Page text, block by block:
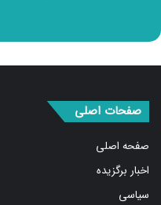
صفحات اصلی
صفحه اصلی
اخبار برگزیده
سیاسی